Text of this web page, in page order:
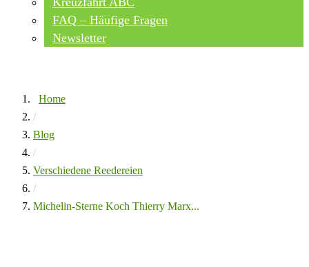
FAQ – Häufige Fragen
Newsletter
Home
/
Blog
/
Verschiedene Reedereien
/
Michelin-Sterne Koch Thierry Marx...